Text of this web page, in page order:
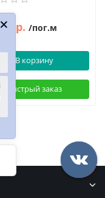
72р. /пог.м
В корзину
Быстрый заказ